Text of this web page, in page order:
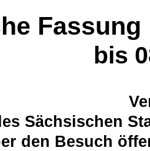
Fassung
bis
Sächsischen
den Besuch